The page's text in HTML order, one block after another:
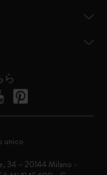
unico
34 – 20144 Milano -